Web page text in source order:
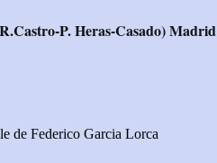
P. Heras-Casado) Madrid
de Federico Garcia Lorca